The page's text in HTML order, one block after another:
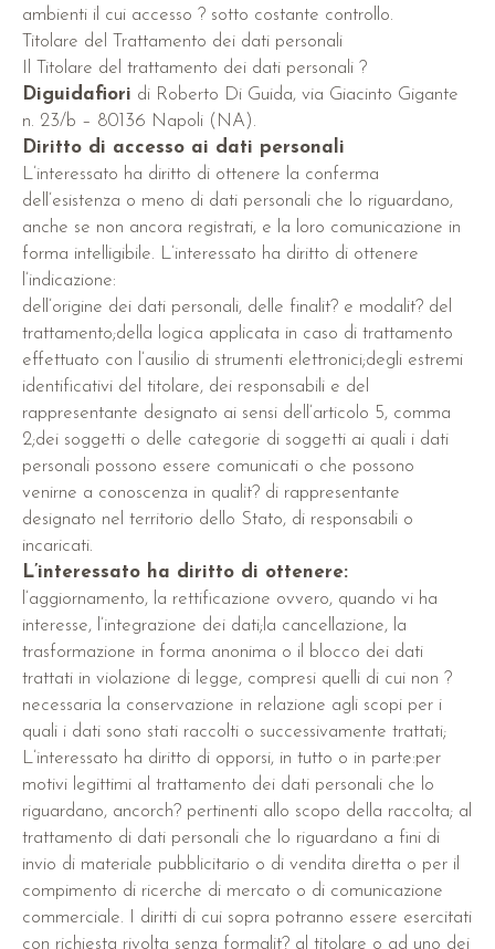
ambienti il cui accesso ? sotto costante controllo.
Titolare del Trattamento dei dati personali
Il Titolare del trattamento dei dati personali ?
Diguidafiori di Roberto Di Guida, via Giacinto Gigante
n. 23/b – 80136 Napoli (NA).
Diritto di accesso ai dati personali
L’interessato ha diritto di ottenere la conferma
dell’esistenza o meno di dati personali che lo riguardano,
anche se non ancora registrati, e la loro comunicazione in
forma intelligibile. L’interessato ha diritto di ottenere
l’indicazione:
dell’origine dei dati personali, delle finalit? e modalit? del
trattamento;della logica applicata in caso di trattamento
effettuato con l’ausilio di strumenti elettronici;degli estremi
identificativi del titolare, dei responsabili e del
rappresentante designato ai sensi dell’articolo 5, comma
2;dei soggetti o delle categorie di soggetti ai quali i dati
personali possono essere comunicati o che possono
venirne a conoscenza in qualit? di rappresentante
designato nel territorio dello Stato, di responsabili o
incaricati.
L’interessato ha diritto di ottenere:
l’aggiornamento, la rettificazione ovvero, quando vi ha
interesse, l’integrazione dei dati;la cancellazione, la
trasformazione in forma anonima o il blocco dei dati
trattati in violazione di legge, compresi quelli di cui non ?
necessaria la conservazione in relazione agli scopi per i
quali i dati sono stati raccolti o successivamente trattati;
L’interessato ha diritto di opporsi, in tutto o in parte:per
motivi legittimi al trattamento dei dati personali che lo
riguardano, ancorch? pertinenti allo scopo della raccolta; al
trattamento di dati personali che lo riguardano a fini di
invio di materiale pubblicitario o di vendita diretta o per il
compimento di ricerche di mercato o di comunicazione
commerciale. I diritti di cui sopra potranno essere esercitati
con richiesta rivolta senza formalit? al titolare o ad uno dei